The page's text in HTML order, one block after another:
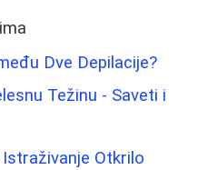
Dve Depilacije?
Težinu - Saveti i
Otkrilo